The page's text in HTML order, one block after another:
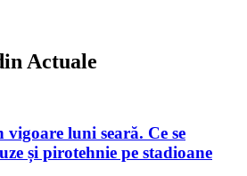
Actuale
luni seară. Ce se
și pirotehnie pe stadioane